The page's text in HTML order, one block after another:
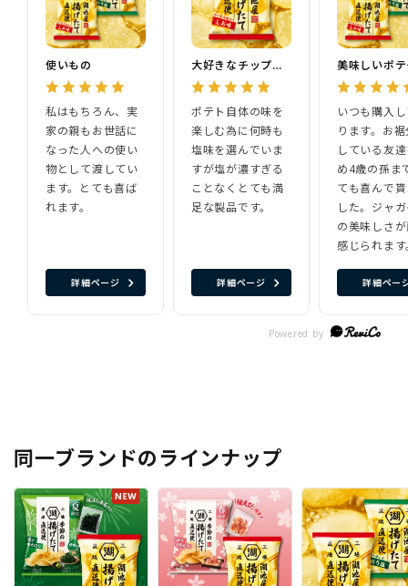
使いもの
詳細ページ
私はもちろん、実
家の親もお世話に
なった人への使い
物として渡してい
ます。とても喜ば
れます。
大好きなチップスです
詳細ページ
ポテト自体の味を
楽しむ為に何時も
塩味を選んでいま
すが塩が濃すぎる
ことなくとても満
足な製品です。
美味しいポ
詳細ペー
いつも購入
ります。お
している友
め4歳の孫ま
ても喜んで
した。ジャ
の美味しさ
感じられま
同一ブランドのラインナップ